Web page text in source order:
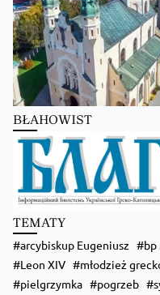
Kościół
5 hours ago
Бучацька єпархія УГКЦ
BŁAHOWIST
TEMATY
arcybiskup Eugeniusz bp
Leon XIV
młodzież
pielgrzymka
pogrzeb